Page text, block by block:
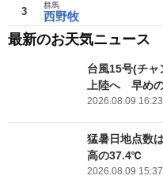
3 西野牧
群馬
最新のお天気ニュース
台風15号(チ
上陸へ 早め
2026.08.09 16:23
猛暑日地点数
高の37.4℃
2026.08.09 15:37